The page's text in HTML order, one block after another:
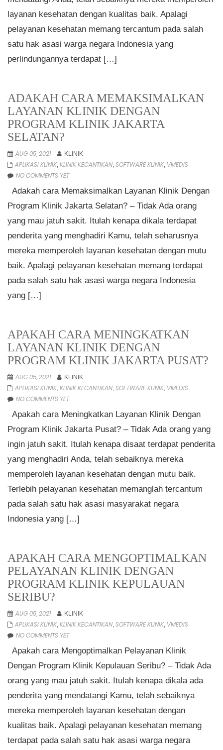
layanan kesehatan dengan kualitas baik. Apalagi
pelayanan kesehatan memang tercantum pada salah
satu hak asasi warga negara Indonesia yang
perlindungannya terdapat […]
ADAKAH CARA MEMAKSIMALKAN
LAYANAN KLINIK DENGAN
PROGRAM KLINIK JAKARTA
SELATAN?
AUG 05, 2021 KLINIK
APLIKASI KLINIK, KLINIK KECANTIKAN, SOFTWARE KLINIK, VMEDIS
NO COMMENTS YET
Adakah cara Memaksimalkan Layanan Klinik Dengan
Program Klinik Jakarta Selatan? – Tidak Ada orang
yang mau jatuh sakit. Itulah kenapa dikala terdapat
penderita yang menghadiri Kamu, telah seharusnya
mereka memperoleh layanan kesehatan dengan mutu
baik. Apalagi pelayanan kesehatan memang terdapat
pada salah satu hak asasi warga negara Indonesia
yang […]
APAKAH CARA MENINGKATKAN
LAYANAN KLINIK DENGAN
PROGRAM KLINIK JAKARTA PUSAT?
AUG 05, 2021 KLINIK
APLIKASI KLINIK, KLINIK KECANTIKAN, SOFTWARE KLINIK, VMEDIS
NO COMMENTS YET
Apakah cara Meningkatkan Layanan Klinik Dengan
Program Klinik Jakarta Pusat? – Tidak Ada orang yang
ingin jatuh sakit. Itulah kenapa disaat terdapat penderita
yang menghadiri Anda, telah sebaiknya mereka
memperoleh layanan kesehatan dengan mutu baik.
Terlebih pelayanan kesehatan memanglah tercantum
pada salah satu hak asasi masyarakat negara
Indonesia yang […]
APAKAH CARA MENGOPTIMALKAN
PELAYANAN KLINIK DENGAN
PROGRAM KLINIK KEPULAUAN
SERIBU?
AUG 05, 2021 KLINIK
APLIKASI KLINIK, KLINIK KECANTIKAN, SOFTWARE KLINIK, VMEDIS
NO COMMENTS YET
Apakah cara Mengoptimalkan Pelayanan Klinik
Dengan Program Klinik Kepulauan Seribu? – Tidak Ada
orang yang mau jatuh sakit. Itulah kenapa dikala ada
penderita yang mendatangi Kamu, telah sebaiknya
mereka memperoleh layanan kesehatan dengan
kualitas baik. Apalagi pelayanan kesehatan memang
terdapat pada salah satu hak asasi warga negara